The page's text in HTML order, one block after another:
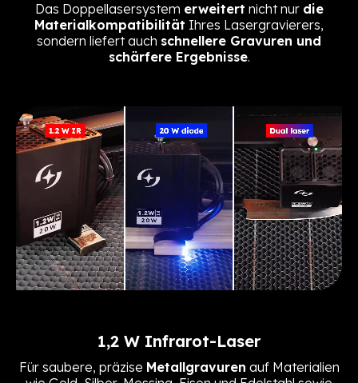
Das Doppellasersystem erweitert nicht nur die
Materialkompatibilität Ihres Lasergravierers,
sondern liefert auch schnellere Gravuren und
schärfere Ergebnisse.
1,2 W Infrarot-Laser
Für saubere, präzise Metallgravuren auf Materialien